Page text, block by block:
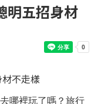
明五招身材
哪裡玩了嗎？旅行